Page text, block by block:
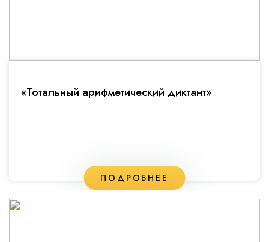
«Тотальный арифметический диктант»
ПОДРОБНЕЕ